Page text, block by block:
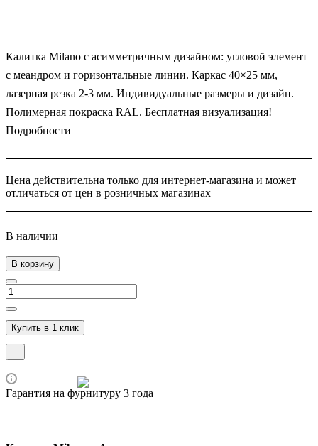
Калитка Milano с асимметричным дизайном: угловой элемент
с меандром и горизонтальные линии. Каркас 40×25 мм,
лазерная резка 2-3 мм. Индивидуальные размеры и дизайн.
Полимерная покраска RAL. Бесплатная визуализация!
Подробности
Цена действительна только для интернет-магазина и может
отличаться от цен в розничных магазинах
В наличии
В корзину
Купить в 1 клик
Гарантия на фурнитуру 3 года